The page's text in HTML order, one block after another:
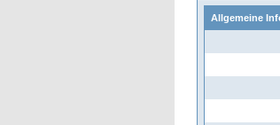
Allgemeine